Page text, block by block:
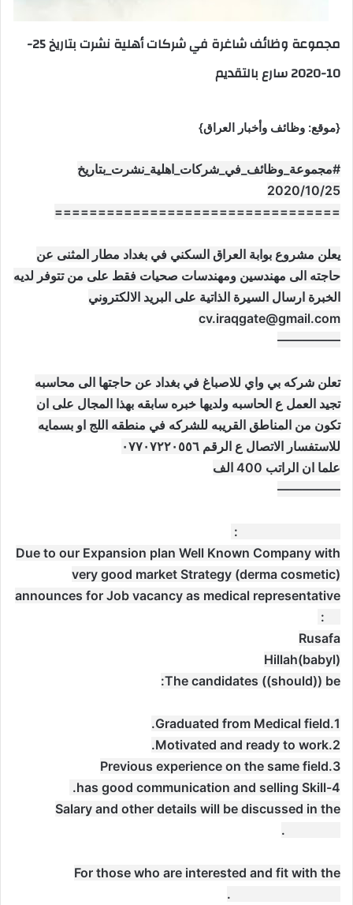
مجموعة وظائف شاغرة في شركات أهلية نشرت بتاريخ 25-
10-2020 سارع بالتقديم
{موقع: وظائف وأخبار العراق}
#مجموعة_وظائف_في_شركات_اهلية_نشرت_بتاريخ
2020/10/25
=================================
يعلن مشروع بوابة العراق السكني في بغداد مطار المثنى عن
حاجته الى مهندسين ومهندسات صحيات فقط على من تتوفر لديه
الخبرة ارسال السيرة الذاتية على البريد الالكتروني
cv.iraqgate@gmail.com
—————
تعلن شركه بي واي للاصباغ في بغداد عن حاجتها الى محاسبه
تجيد العمل ع الحاسبه ولديها خبره سابقه بهذا المجال على ان
تكون من المناطق القريبه للشركه في منطقه اللج او بسمايه
للاستفسار الاتصال ع الرقم ٠٧٧٠٧٢٢٠٥٥٦
علما ان الراتب 400 الف
—————
‏Due to our Expansion plan Well Known Company with
very good market Strategy (derma cosmetic)
announces for Job vacancy as medical representative
Rusafa
‏Salary and other details will be discussed in the
‏For those who are interested and fit with the